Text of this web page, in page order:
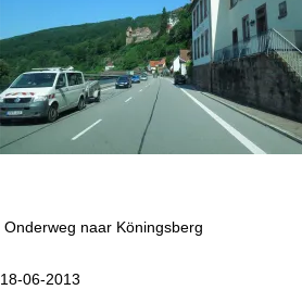
Onderweg naar Köningsberg
18-06-2013